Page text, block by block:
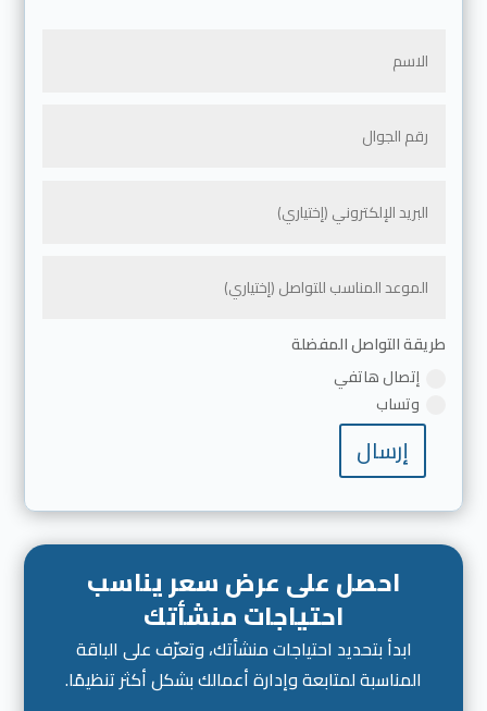
طريقة التواصل المفضلة
إتصال هاتفي
وتساب
إرسال
احصل على عرض سعر يناسب
احتياجات منشأتك
ابدأ بتحديد احتياجات منشأتك، وتعرّف على الباقة
المناسبة لمتابعة وإدارة أعمالك بشكل أكثر تنظيمًا.